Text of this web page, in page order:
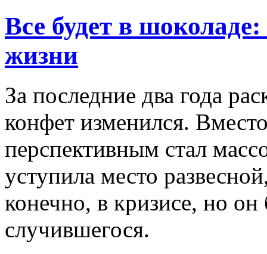
Все будет в
жизни
За последние два года
конфет изменился.
перспективным стал
уступила место
конечно, в кризисе, но
случившегося.